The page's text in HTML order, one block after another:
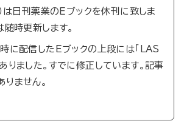
は日刊薬業のEブックを休刊に致しま
随時更新します。
配信したEブックの上段には「LAS
りました。すでに修正しています。記事
ません。